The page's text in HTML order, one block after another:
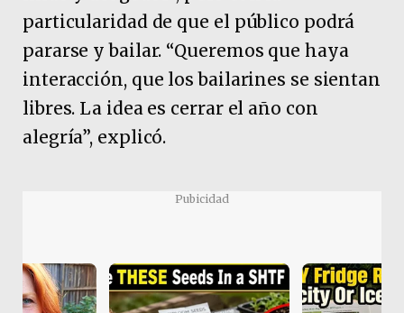
particularidad de que el público podrá
pararse y bailar. “Queremos que haya
interacción, que los bailarines se sientan
libres. La idea es cerrar el año con
alegría”, explicó.
Pubicidad